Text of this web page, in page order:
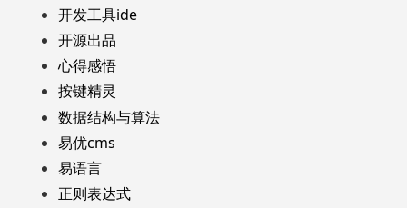
开发工具ide
开源出品
心得感悟
按键精灵
数据结构与算法
易优cms
易语言
正则表达式